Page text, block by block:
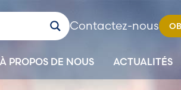
Contactez-nous
À PROPOS DE NOUS ACTUALITÉS